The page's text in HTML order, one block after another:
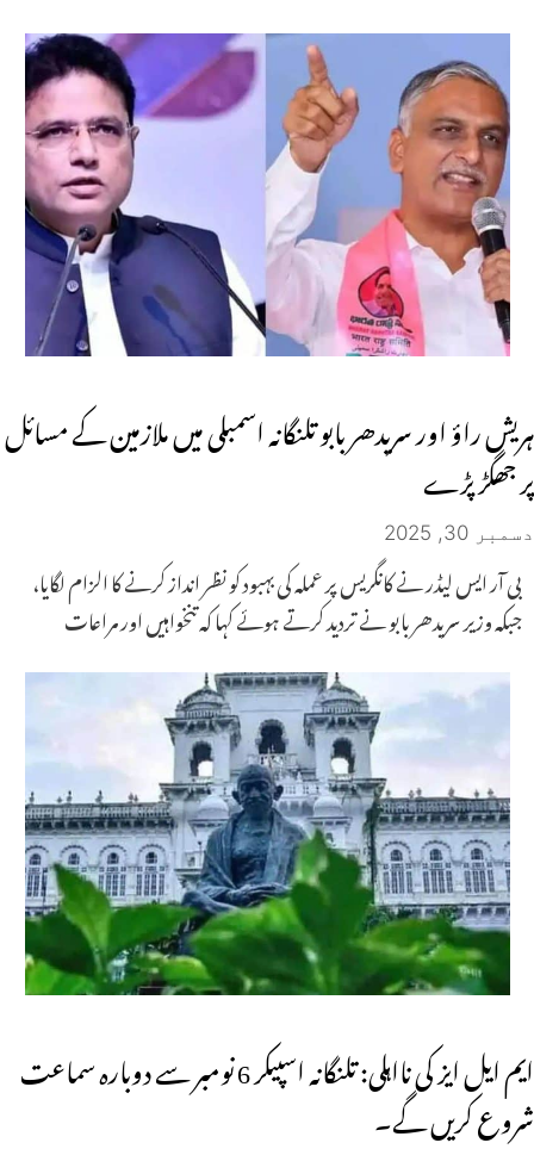
ہریش راؤ اور سریدھر بابو تلنگانہ اسمبلی میں ملازمین کے مسائل
پر جھگڑ پڑے
دسمبر 30, 2025
بی آر ایس لیڈر نے کانگریس پر عملہ کی بہبود کو نظر انداز کرنے کا الزام لگایا،
جبکہ وزیر سریدھر بابو نے تردید کرتے ہوئے کہا کہ تنخواہیں اور مراعات
ایم ایل ایز کی نااہلی: تلنگانہ اسپیکر 6 نومبر سے دوبارہ سماعت
شروع کریں گے۔